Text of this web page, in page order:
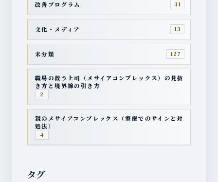
改善プログラム 31
文化・メディア 13
未分類 127
職場の救う上司（メサイアコンプレックス）の見抜
き方と境界線の引き方
2
親のメサイアコンプレックス（家庭でのサインと対
処法）
4
タグ